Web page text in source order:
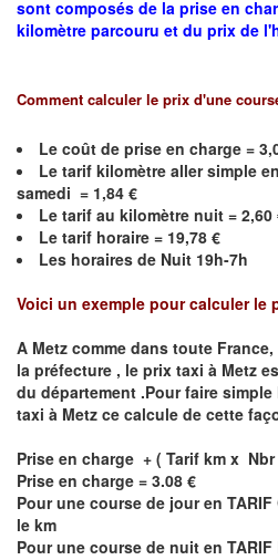
sont composés de la prise en
kilomètre parcouru et du prix de
Comment calculer le prix d'une
Le coût de prise en charge =
Le tarif kilomètre aller simple
samedi = 1,84 €
Le tarif au kilomètre nuit = 2,60
Le tarif horaire = 19,78 €
Les horaires de Nuit 19h-7h
Voici un exemple pour calculer le
A Metz comme dans toute
la préfecture , le prix taxi à Metz
du département .Pour faire
taxi à Metz ce calcule de cette
Prise en charge + ( Tarif km x Nbr
Prise en charge = 3.08 €
Pour une course de jour en
le km
Pour une course de nuit en TARIF